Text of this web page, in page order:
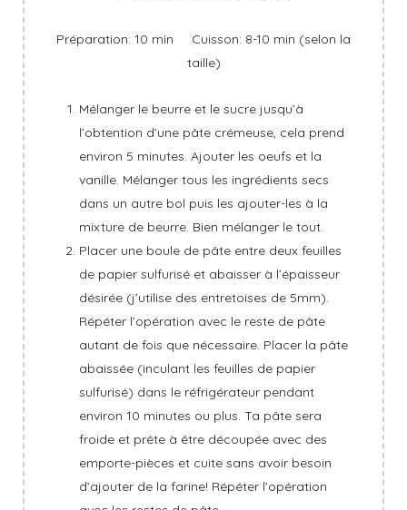
Préparation: 10 min Cuisson: 8-10 min (selon la
taille)
Mélanger le beurre et le sucre jusqu’à
l’obtention d’une pâte crémeuse, cela prend
environ 5 minutes. Ajouter les oeufs et la
vanille. Mélanger tous les ingrédients secs
dans un autre bol puis les ajouter-les à la
mixture de beurre. Bien mélanger le tout.
Placer une boule de pâte entre deux feuilles
de papier sulfurisé et abaisser à l’épaisseur
désirée (j’utilise des entretoises de 5mm).
Répéter l’opération avec le reste de pâte
autant de fois que nécessaire. Placer la pâte
abaissée (inculant les feuilles de papier
sulfurisé) dans le réfrigérateur pendant
environ 10 minutes ou plus. Ta pâte sera
froide et prête à être découpée avec des
emporte-pièces et cuite sans avoir besoin
d’ajouter de la farine! Répéter l’opération